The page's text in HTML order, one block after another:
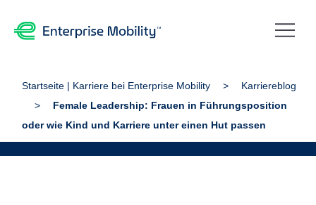
Startseite | Karriere bei Enterprise Mobility
Karriereblog
Female Leadership: Frauen in Führungsposition
oder wie Kind und Karriere unter einen Hut passen